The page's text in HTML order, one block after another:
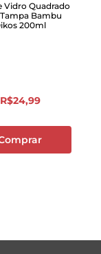
Vidro Quadrado
Bambu
200ml
R$24,99